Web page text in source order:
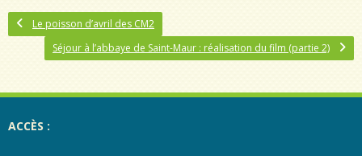
Le poisson d’avril des CM2
Séjour à l’abbaye de Saint-Maur : réalisation du film (partie 2)
ACCÈS :